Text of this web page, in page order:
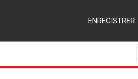
ENREGISTRER